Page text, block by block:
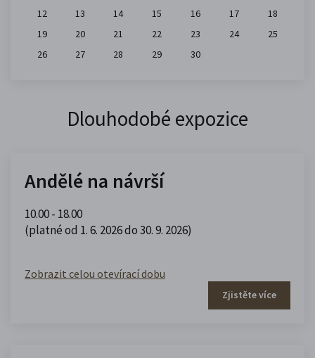
12
13 14 15 16 17
18
19
20 21 22 23 24
25
26
27 28 29 30
Dlouhodobé expozice
Andělé na návrší
10.00 - 18.00
(platné od 1. 6. 2026 do 30. 9. 2026)
Zobrazit celou otevírací dobu
Zjistěte více